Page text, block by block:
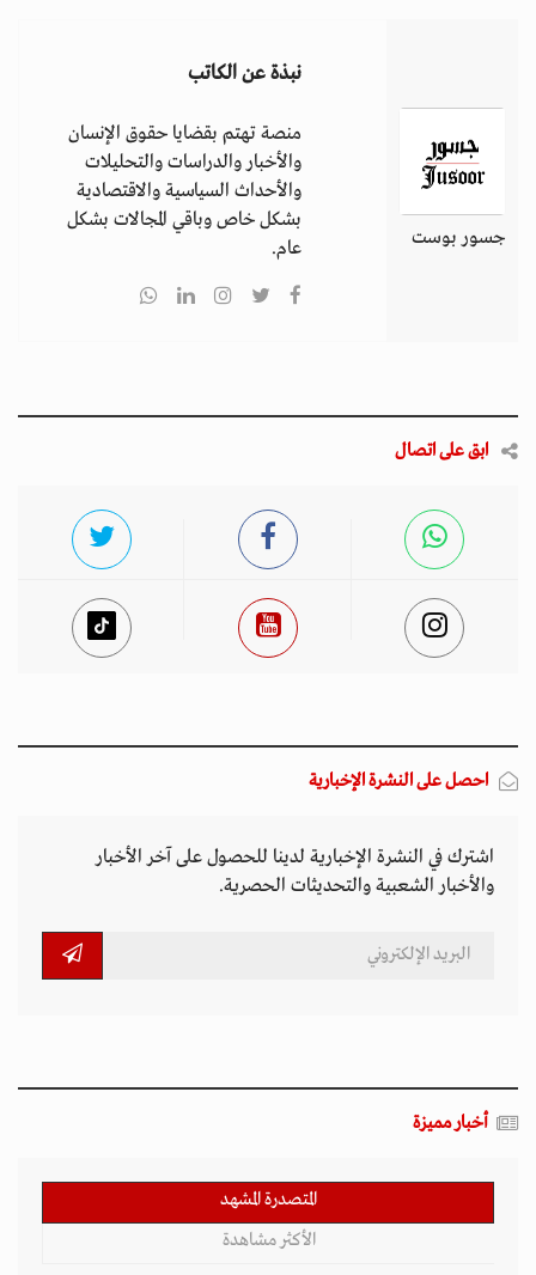
جسور بوست
نبذة عن الكاتب
منصة تهتم بقضايا حقوق الإنسان
والأخبار والدراسات والتحليلات
والأحداث السياسية والاقتصادية
بشكل خاص وباقي المجالات بشكل
عام.
ابق على اتصال
احصل على النشرة الإخبارية
اشترك في النشرة الإخبارية لدينا للحصول على آخر الأخبار
والأخبار الشعبية والتحديثات الحصرية.
أخبار مميزة
المتصدرة المشهد
الأكثر مشاهدة